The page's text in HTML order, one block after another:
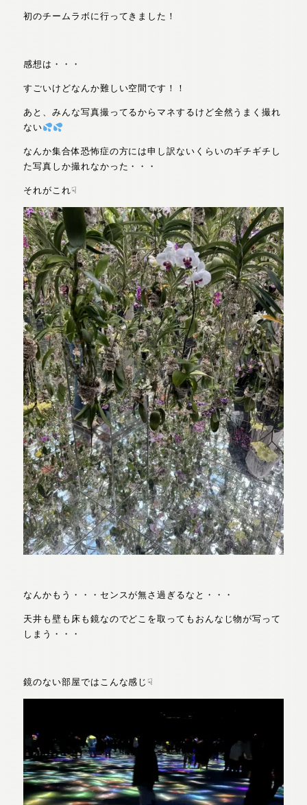
初のチームラボに行ってきました！
感想は・・・
すごいけどなんか難しい空間です！！
あと、みんな写真撮ってるからマネするけど全然うまく撮れ
ない
なんか集合体恐怖症の方には申し訳ないくらいのギチギチし
た写真しか撮れなかった・・・
それがこれ☟
なんかもう・・・センスが無さ過ぎるなと・・・
天井も壁も床も鏡なのでどこを取ってもおんなじ物が写って
しまう・・・
鏡のない部屋ではこんな感じ☟